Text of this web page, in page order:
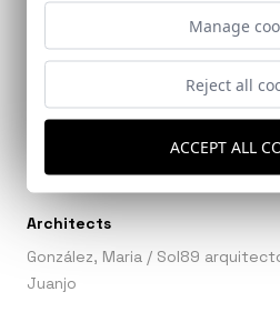
Architects
González, Maria / Sol89
Juanjo
Manage
Reject all
ACCEPT ALL